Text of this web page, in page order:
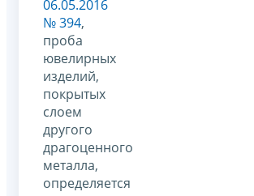
06.05.2016
№ 394,
проба
ювелирных
изделий,
покрытых
слоем
другого
драгоценного
металла,
определяется